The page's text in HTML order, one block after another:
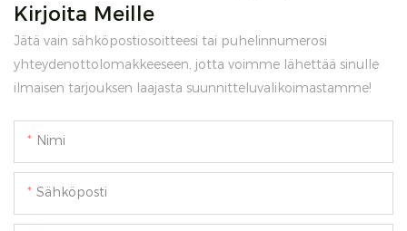
Kirjoita Meille
Jätä vain sähköpostiosoitteesi tai puhelinnumerosi
yhteydenottolomakkeeseen, jotta voimme lähettää sinulle
ilmaisen tarjouksen laajasta suunnitteluvalikoimastamme!
Nimi
Sähköposti